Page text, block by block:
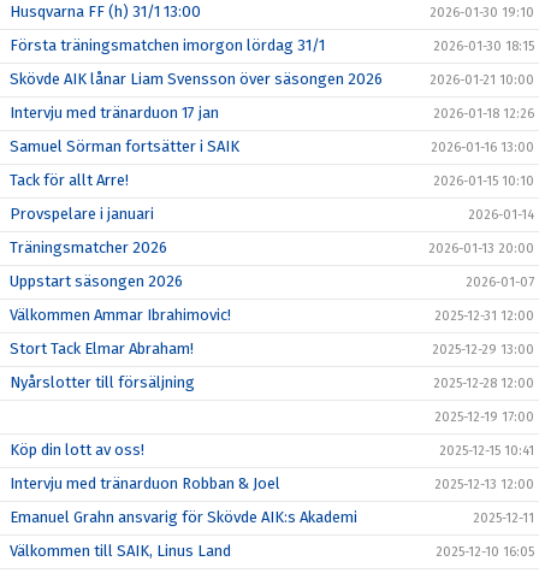
Husqvarna FF (h) 31/1 13:00 2026-01-30 19:10
Första träningsmatchen imorgon lördag 31/1 2026-01-30 18:15
Skövde AIK lånar Liam Svensson över säsongen 2026 2026-01-21 10:00
Intervju med tränarduon 17 jan 2026-01-18 12:26
Samuel Sörman fortsätter i SAIK 2026-01-16 13:00
Tack för allt Arre! 2026-01-15 10:10
Provspelare i januari 2026-01-14
Träningsmatcher 2026 2026-01-13 20:00
Uppstart säsongen 2026 2026-01-07
Välkommen Ammar Ibrahimovic! 2025-12-31 12:00
Stort Tack Elmar Abraham! 2025-12-29 13:00
Nyårslotter till försäljning 2025-12-28 12:00
2025-12-19 17:00
Köp din lott av oss! 2025-12-15 10:41
Intervju med tränarduon Robban & Joel 2025-12-13 12:00
Emanuel Grahn ansvarig för Skövde AIK:s Akademi 2025-12-11
Välkommen till SAIK, Linus Land 2025-12-10 16:05